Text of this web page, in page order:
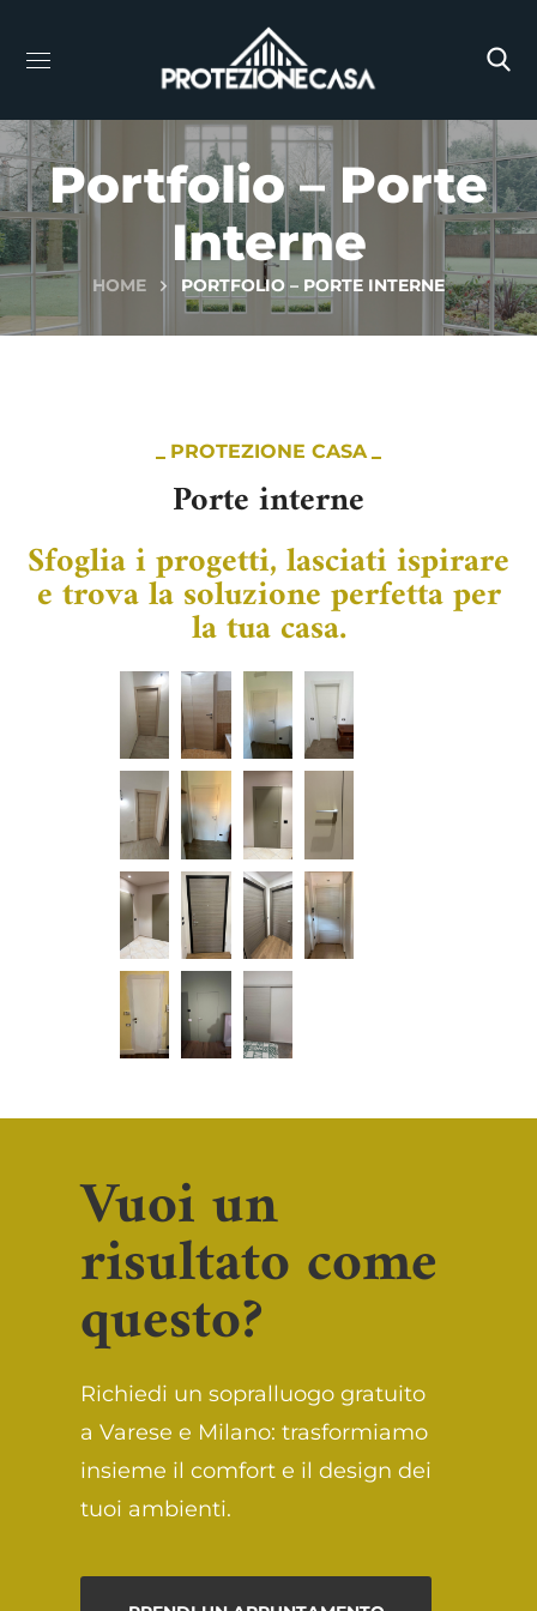
Portfolio – Porte
Interne
HOME PORTFOLIO – PORTE INTERNE
PROTEZIONE CASA
Porte interne
Sfoglia i progetti, lasciati ispirare
e trova la soluzione perfetta per
la tua casa.
Vuoi un
risultato come
questo?
Richiedi un sopralluogo gratuito
a Varese e Milano: trasformiamo
insieme il comfort e il design dei
tuoi ambienti.